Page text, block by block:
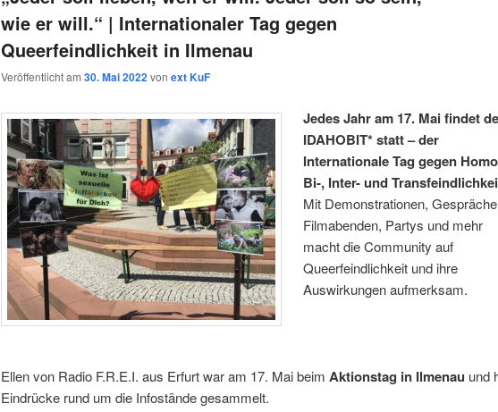
wie er will.“ | Internationaler Tag gegen
Queerfeindlichkeit in Ilmenau
Veröffentlicht am 30. Mai 2022von ext KuF
Jedes Jahr am 17. Mai findet
IDAHOBIT* statt – der
Internationale Tag gegen
Bi-, Inter- und
Mit Demonstrationen,
Filmabenden, Partys und mehr
macht die Community auf
Queerfeindlichkeit und ihre
Auswirkungen aufmerksam.
Ellen von Radio F.R.E.I. aus Erfurt war am 17. Mai beim Aktionstag in Ilmenau und
Eindrücke rund um die Infostände gesammelt.